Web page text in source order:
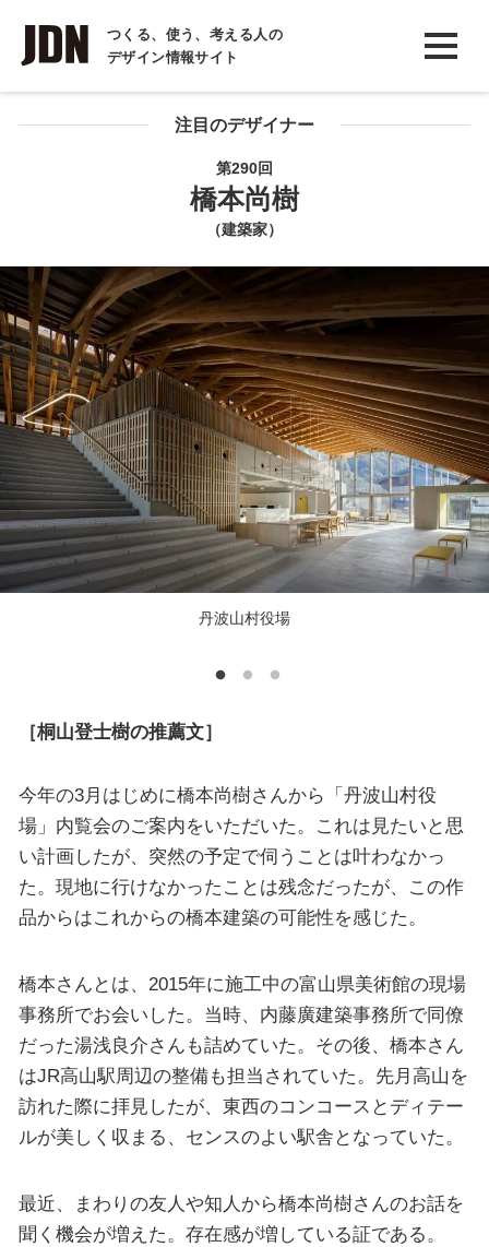
つくる、使う、考える人の
デザイン情報サイト
INTERVIEW
インタビュー
REPORT 注目のデザイナー
第290回
橋本尚樹
（建築家）
丹波山村役場
［桐山登士樹の推薦文］
今年の3月はじめに橋本尚樹さんから「丹波山村役
場」内覧会のご案内をいただいた。これは見たいと思
い計画したが、突然の予定で伺うことは叶わなかっ
た。現地に行けなかったことは残念だったが、この作
品からはこれからの橋本建築の可能性を感じた。
橋本さんとは、2015年に施工中の富山県美術館の現場
事務所でお会いした。当時、内藤廣建築事務所で同僚
だった湯浅良介さんも詰めていた。その後、橋本さん
はJR高山駅周辺の整備も担当されていた。先月高山を
訪れた際に拝見したが、東西のコンコースとディテー
ルが美しく収まる、センスのよい駅舎となっていた。
最近、まわりの友人や知人から橋本尚樹さんのお話を
聞く機会が増えた。存在感が増している証である。